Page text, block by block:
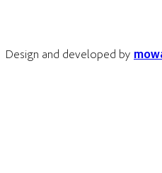
Design and developed by